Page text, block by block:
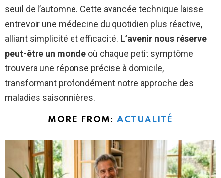
seuil de l’automne. Cette avancée technique laisse
entrevoir une médecine du quotidien plus réactive,
alliant simplicité et efficacité. L’avenir nous réserve
peut-être un monde où chaque petit symptôme
trouvera une réponse précise à domicile,
transformant profondément notre approche des
maladies saisonnières.
MORE FROM:ACTUALITÉ